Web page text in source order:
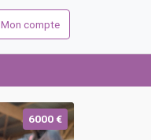
Mon compte
6000 €